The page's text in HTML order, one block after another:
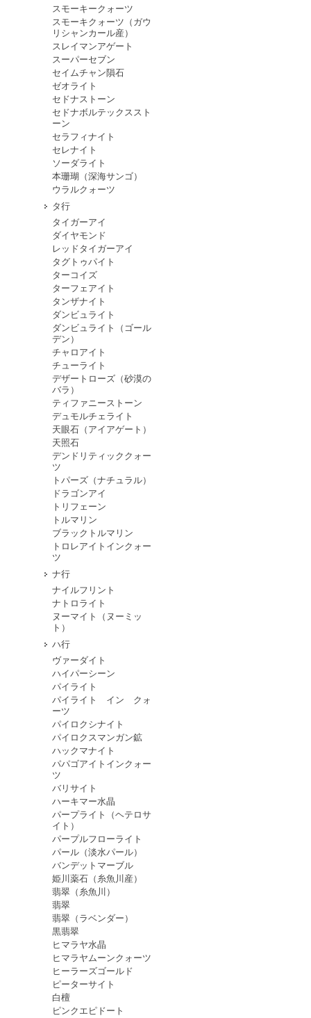
スモーキークォーツ
スモーキクォーツ（ガウ
リシャンカール産）
スレイマンアゲート
スーパーセブン
セイムチャン隕石
ゼオライト
セドナストーン
セドナボルテックススト
ーン
セラフィナイト
セレナイト
ソーダライト
本珊瑚（深海サンゴ）
ウラルクォーツ
タ行
タイガーアイ
ダイヤモンド
レッドタイガーアイ
タグトゥパイト
ターコイズ
ターフェアイト
タンザナイト
ダンビュライト
ダンビュライト（ゴール
デン）
チャロアイト
チューライト
デザートローズ（砂漠の
バラ）
ティファニーストーン
デュモルチェライト
天眼石（アイアゲート）
天照石
デンドリティッククォー
ツ
トパーズ（ナチュラル）
ドラゴンアイ
トリフェーン
トルマリン
ブラックトルマリン
トロレアイトインクォー
ツ
ナ行
ナイルフリント
ナトロライト
ヌーマイト（ヌーミッ
ト）
ハ行
ヴァーダイト
ハイパーシーン
パイライト
パイライト イン クォ
ーツ
パイロクシナイト
パイロクスマンガン鉱
ハックマナイト
パパゴアイトインクォー
ツ
バリサイト
ハーキマー水晶
パープライト（ヘテロサ
イト）
パープルフローライト
パール（淡水パール）
バンデットマーブル
姫川薬石（糸魚川産）
翡翠（糸魚川）
翡翠
翡翠（ラベンダー）
黒翡翠
ヒマラヤ水晶
ヒマラヤムーンクォーツ
ヒーラーズゴールド
ピーターサイト
白檀
ピンクエピドート